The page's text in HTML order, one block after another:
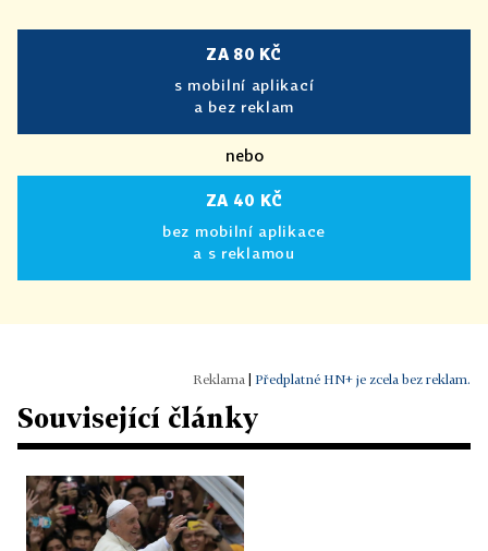
ZA 80 KČ
s mobilní aplikací
a bez reklam
nebo
ZA 40 KČ
bez mobilní aplikace
a s reklamou
Předplatné HN+ je zcela bez reklam.
Související články